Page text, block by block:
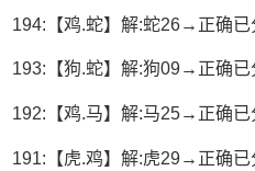
194:【鸡.蛇】解:蛇26→正确已
193:【狗.蛇】解:狗09→正确已
192:【鸡.马】解:马25→正确已
191:【虎.鸡】解:虎29→正确已